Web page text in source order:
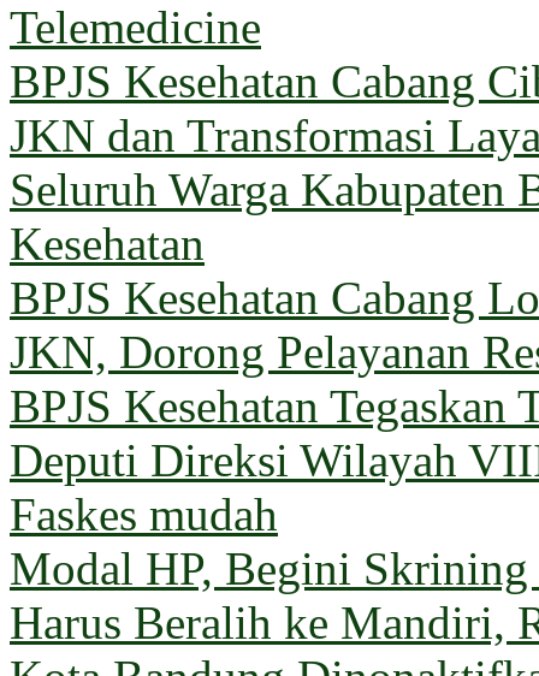
Telemedicine
BPJS Kesehatan Cabang
JKN dan Transformasi
Seluruh Warga Kabupaten
Kesehatan
BPJS Kesehatan Cabang
JKN, Dorong Pelayanan
BPJS Kesehatan Tegaskan
Deputi Direksi Wilayah
Faskes mudah
Modal HP, Begini Skrining
Harus Beralih ke Mandiri,